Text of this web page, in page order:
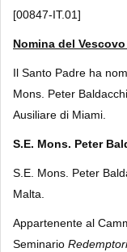
[00847-IT.01]
Nomina del
Il Santo Padre ha
Mons. Peter
Ausiliare di Miami.
S.E. Mons. Peter
S.E. Mons. Peter
Malta.
Appartenente al
Seminario